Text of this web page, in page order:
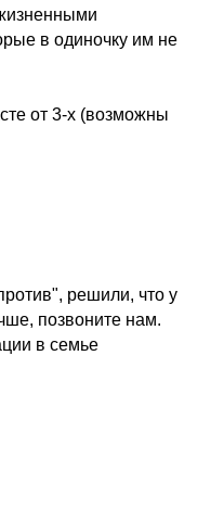
в одиночку им не
от 3-х (возможны
решили, что у
позвоните нам.
в семье